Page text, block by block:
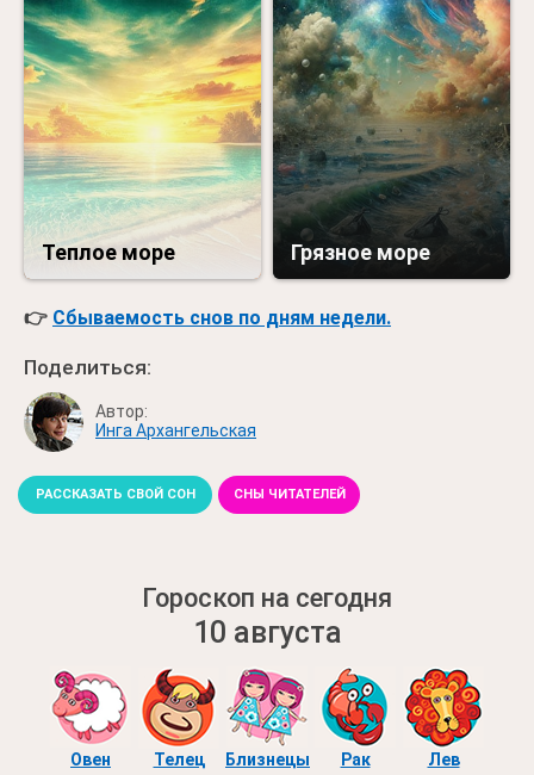
Теплое море Грязное море
👉 Сбываемость снов по дням недели.
Поделиться:
Автор:
Инга Архангельская
РАССКАЗАТЬ СВОЙ СОН СНЫ ЧИТАТЕЛЕЙ
Гороскоп на сегодня
10 августа
Овен Телец Близнецы Рак Лев